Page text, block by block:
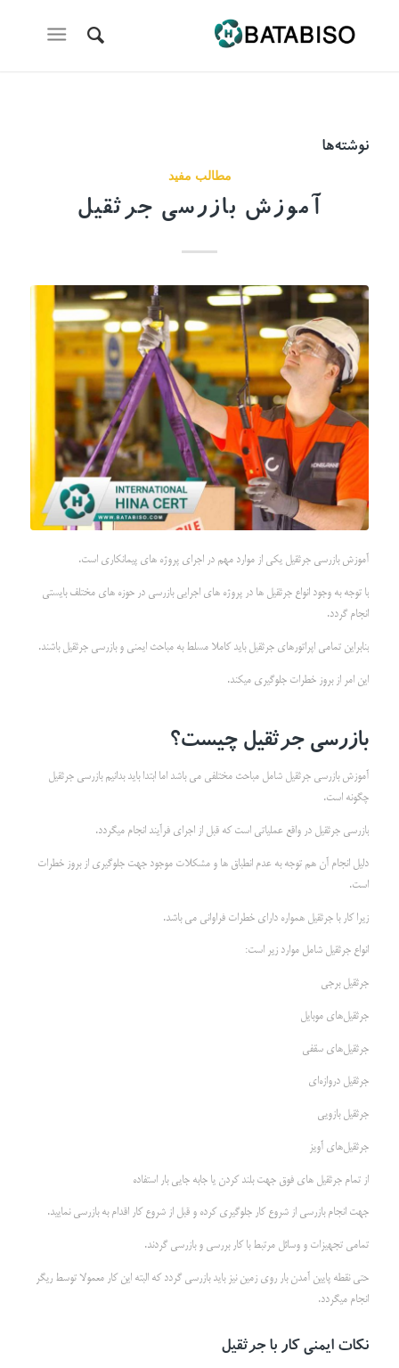
نوشته‌ها
مطالب مفید
آموزش بازرسی جرثقیل
آموزش بازرسی جرثقیل یکی از موارد مهم در اجرای پروژه های پیمانکاری است.
با توجه به وجود انواع جرثقیل ها در پروژه های اجرایی بازرسی در حوزه های مختلف بایستی
انجام گردد.
بنابراین تمامی اپراتورهای جرثقیل باید کاملا مسلط به مباحث ایمنی و بازرسی جرثقیل باشند.
این امر از بروز خطرات جلوگیری میکند.
بازرسی جرثقیل چیست؟
آموزش بازرسی جرثقیل شامل مباحث مختلفی می باشد اما ابتدا باید بدانیم بازرسی جرثقیل
چگونه است.
بازرسی جرثقیل در واقع عملیاتی است که قبل از اجرای فرآیند انجام میگردد.
دلیل انجام آن هم توجه به عدم انطباق ها و مشکلات موجود جهت جلوگیری از بروز خطرات
است.
زیرا کار با جرثقیل همواره دارای خطرات فراوانی می باشد.
انواع جرثقیل شامل موارد زیر است:
جرثقیل برجی
جرثقیل‌های موبایل
جرثقیل‌های سقفی
جرثقیل دروازه‌ای
جرثقیل بازویی
جرثقیل‌های آویز
از تمام جرثقیل های فوق جهت بلند کردن یا جابه جایی بار استفاده
جهت انجام بازرسی از شروع کار جلوگیری کرده و قبل از شروع کار اقدام به بازرسی نمایید.
تمامی تجهیزات و وسائل مرتبط با کار بررسی و بازرسی گردند.
حتی نقطه پایین آمدن بار روی زمین نیز باید بازرسی گردد که البته این کار معمولا توسط ریگر
انجام میگردد.
نکات ایمنی کار با جرثقیل